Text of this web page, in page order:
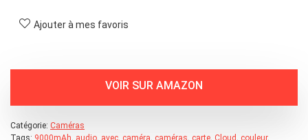
Ajouter à mes favoris
Catégorie: Caméras
Tags: 9000mAh audio avec caméra caméras carte Cloud couleur,